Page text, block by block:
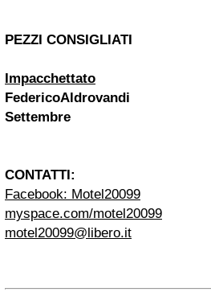
PEZZI CONSIGLIATI
Impacchettato
FedericoAldrovandi
Settembre
CONTATTI:
Facebook: Motel20099
myspace.com/motel20099
motel20099@libero.it